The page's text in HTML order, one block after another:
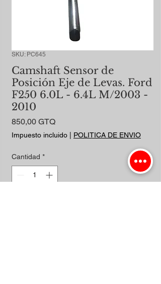
SKU: PC645
Camshaft Sensor de
Posición Eje de Levas. Ford
F250 6.0L - 6.4L M/2003 -
2010
850,00 GTQPrecio
Impuesto incluido POLITICA DE ENVIO
Cantidad *